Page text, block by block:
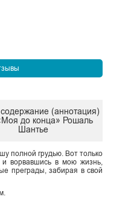
содержание (аннотация)
до конца» Рошаль
Шантье
полной грудью. Вот только
ворвавшись в мою жизнь,
преграды, забирая в свой